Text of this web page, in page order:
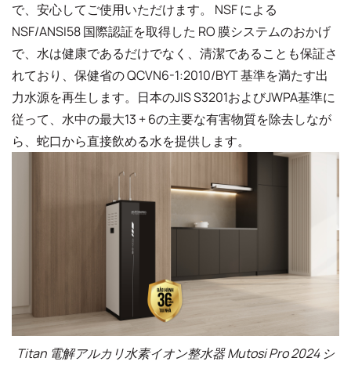
で、安心してご使用いただけます。 NSF による
NSF/ANSI58 国際認証を取得した RO 膜システムのおかげ
で、水は健康であるだけでなく、清潔であることも保証さ
れており、保健省の QCVN6-1:2010/BYT 基準を満たす出
力水源を再生します。日本のJIS S3201およびJWPA基準に
従って、水中の最大13 + 6の主要な有害物質を除去しなが
ら、蛇口から直接飲める水を提供します。
Titan 電解アルカリ水素イオン整水器 Mutosi Pro 2024 シ